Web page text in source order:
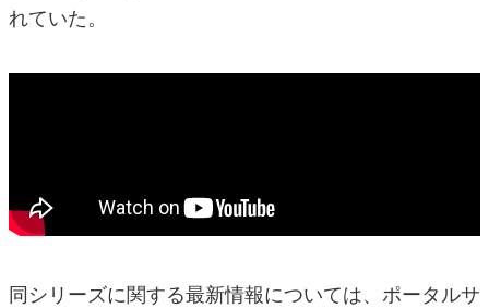
れていた。
同シリーズに関する最新情報については、ポータルサ